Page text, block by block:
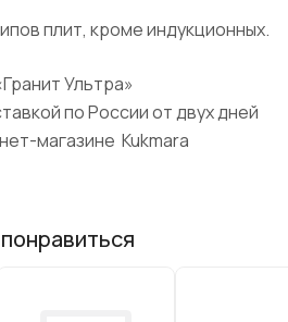
плит, кроме индукционных.
ГранитУльтра»
по России от двух дней
магазине Kukmara